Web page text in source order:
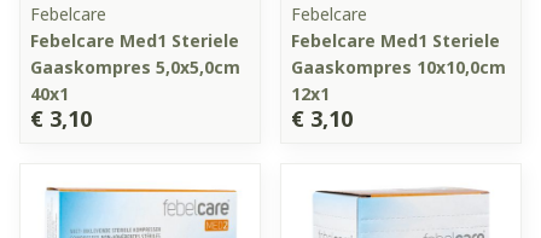
Febelcare
Febelcare Med1 Steriele
Gaaskompres 5,0x5,0cm
40x1
€ 3,10
Febelcare
Febelcare Med1 Steriele
Gaaskompres 10x10,0cm
12x1
€ 3,10